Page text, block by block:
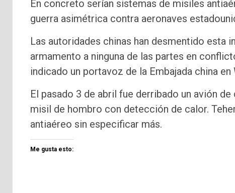
En concreto serían sistemas de misiles
guerra asimétrica contra aeronaves
Las autoridades chinas han desmentido esta
armamento a ninguna de las partes en
indicado un portavoz de la Embajada china
El pasado 3 de abril fue derribado un avión
misil de hombro con detección de calor.
antiaéreo sin especificar más.
Me gusta esto: